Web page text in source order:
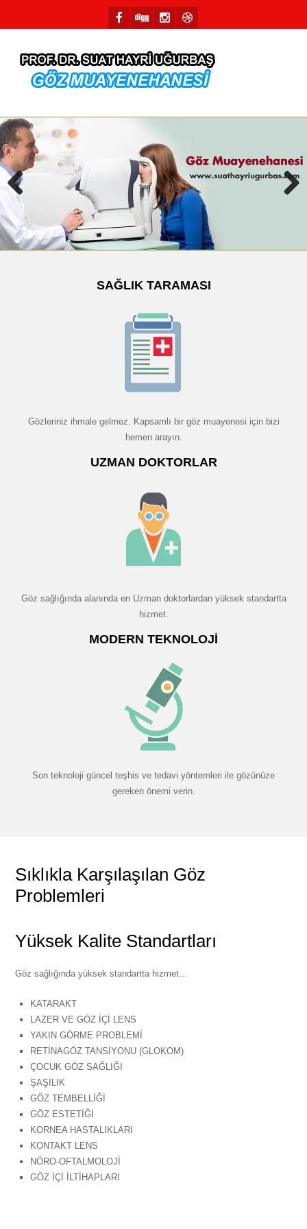
Previous
SAĞLIK TARAMASI
Gözleriniz ihmale gelmez. Kapsamlı bir göz muayenesi için bizi
hemen arayın.
UZMAN DOKTORLAR
Göz sağlığında alanında en Uzman doktorlardan yüksek standartta
hizmet.
MODERN TEKNOLOJI
Son teknoloji güncel teşhis ve tedavi yöntemleri ile gözünüze
gereken önemi verin.
Sıklıkla Karşılaşılan Göz
Problemleri
Yüksek Kalite Standartları
Göz sağlığında yüksek standartta hizmet…
KATARAKT
LAZER VE GÖZ İÇİ LENS
YAKIN GÖRME PROBLEMİ
RETİNAGÖZ TANSİYONU (GLOKOM)
ÇOCUK GÖZ SAĞLIĞI
ŞAŞILIK
GÖZ TEMBELLİĞİ
GÖZ ESTETİĞİ
KORNEA HASTALIKLARI
KONTAKT LENS
NÖRO-OFTALMOLOJİ
GÖZ İÇİ İLTİHAPLARI